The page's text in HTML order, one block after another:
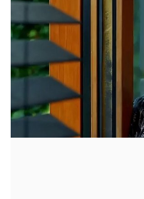
TV Serije
Filmovi
Glumci
Contact